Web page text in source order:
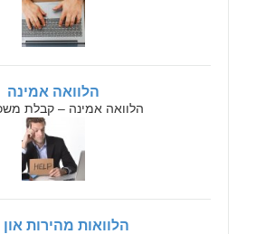
הלוואה אמינה
הלוואה אמינה – קבלת
הלוואות מהירות און